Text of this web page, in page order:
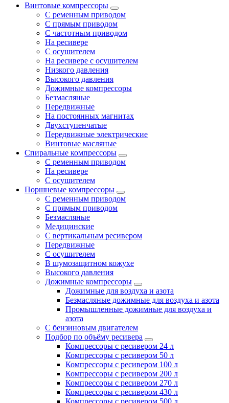
Винтовые компрессоры
С ременным приводом
С прямым приводом
С частотным приводом
На ресивере
С осушителем
На ресивере с осушителем
Низкого давления
Высокого давления
Дожимные компрессоры
Безмасляные
Передвижные
На постоянных магнитах
Двухступенчатые
Передвижные электрические
Винтовые масляные
Спиральные компрессоры
С ременным приводом
На ресивере
С осушителем
Поршневые компрессоры
С ременным приводом
С прямым приводом
Безмасляные
Медицинские
С вертикальным ресивером
Передвижные
С осушителем
В шумозащитном кожухе
Высокого давления
Дожимные компрессоры
Дожимные для воздуха и азота
Безмасляные дожимные для воздуха и азота
Промышленные дожимные для воздуха и
азота
С бензиновым двигателем
Подбор по объёму ресивера
Компрессоры с ресивером 24 л
Компрессоры с ресивером 50 л
Компрессоры с ресивером 100 л
Компрессоры с ресивером 200 л
Компрессоры с ресивером 270 л
Компрессоры с ресивером 430 л
Компрессоры с ресивером 500 л